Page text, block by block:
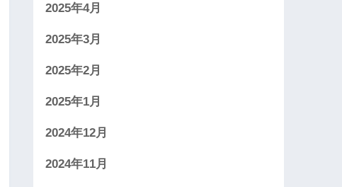
2025年4月
2025年3月
2025年2月
2025年1月
2024年12月
2024年11月